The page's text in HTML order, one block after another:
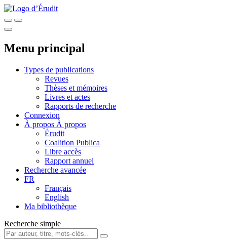
Menu principal
Types de publications
Revues
Thèses et mémoires
Livres et actes
Rapports de recherche
Connexion
À propos À propos
Érudit
Coalition Publica
Libre accès
Rapport annuel
Recherche avancée
FR
Français
English
Ma bibliothèque
Recherche simple